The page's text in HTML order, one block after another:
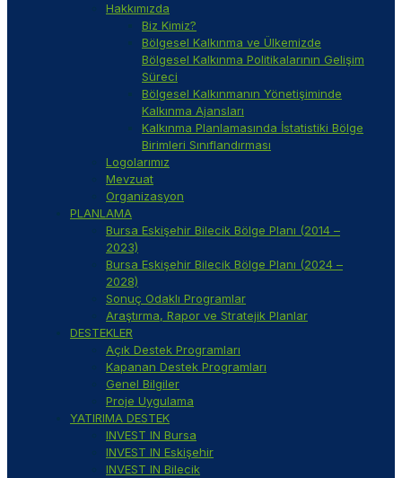
Hakkımızda
Biz Kimiz?
Bölgesel Kalkınma ve Ülkemizde
Bölgesel Kalkınma Politikalarının Gelişim
Süreci
Bölgesel Kalkınmanın Yönetişiminde
Kalkınma Ajansları
Kalkınma Planlamasında İstatistiki Bölge
Birimleri Sınıflandırması
Logolarımız
Mevzuat
Organizasyon
PLANLAMA
Bursa Eskişehir Bilecik Bölge Planı (2014 –
2023)
Bursa Eskişehir Bilecik Bölge Planı (2024 –
2028)
Sonuç Odaklı Programlar
Araştırma, Rapor ve Stratejik Planlar
DESTEKLER
Açık Destek Programları
Kapanan Destek Programları
Genel Bilgiler
Proje Uygulama
YATIRIMA DESTEK
INVEST IN Bursa
INVEST IN Eskişehir
INVEST IN Bilecik